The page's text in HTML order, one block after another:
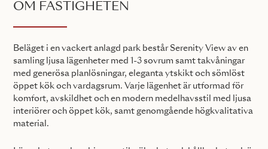
OM FASTIGHETEN
Beläget i en vackert anlagd park består Serenity View av en
samling ljusa lägenheter med 1-3 sovrum samt takvåningar
med generösa planlösningar, eleganta ytskikt och sömlöst
öppet kök och vardagsrum. Varje lägenhet är utformad för
komfort, avskildhet och en modern medelhavsstil med ljusa
interiörer och öppet kök, samt genomgående högkvalitativa
material.